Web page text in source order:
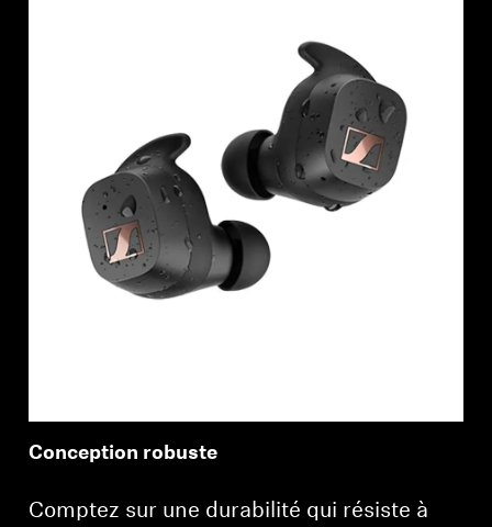
Conception robuste
Comptez sur une durabilité qui résiste à